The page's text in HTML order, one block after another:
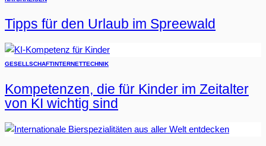
Tipps für den Urlaub im Spreewald
GESELLSCHAFTINTERNETTECHNIK
Kompetenzen, die für Kinder im Zeitalter
von KI wichtig sind